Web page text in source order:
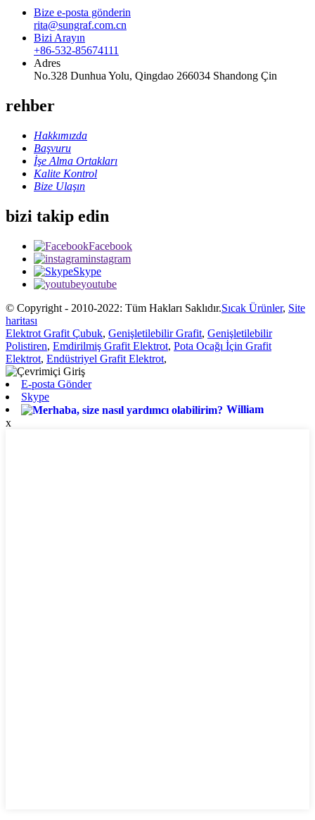
Bize e-posta gönderin
rita@sungraf.com.cn
Bizi Arayın
+86-532-85674111
Adres
No.328 Dunhua Yolu, Qingdao 266034 Shandong Çin
rehber
Hakkımızda
Başvuru
İşe Alma Ortakları
Kalite Kontrol
Bize Ulaşın
bizi takip edin
Facebook
instagram
Skype
youtube
© Copyright - 2010-2022: Tüm Hakları Saklıdır.Sıcak Ürünler, Site
haritası
Elektrot Grafit Çubuk, Genişletilebilir Grafit, Genişletilebilir
Polistiren, Emdirilmiş Grafit Elektrot, Pota Ocağı İçin Grafit
Elektrot, Endüstriyel Grafit Elektrot,
E-posta Gönder
Skype
William
x